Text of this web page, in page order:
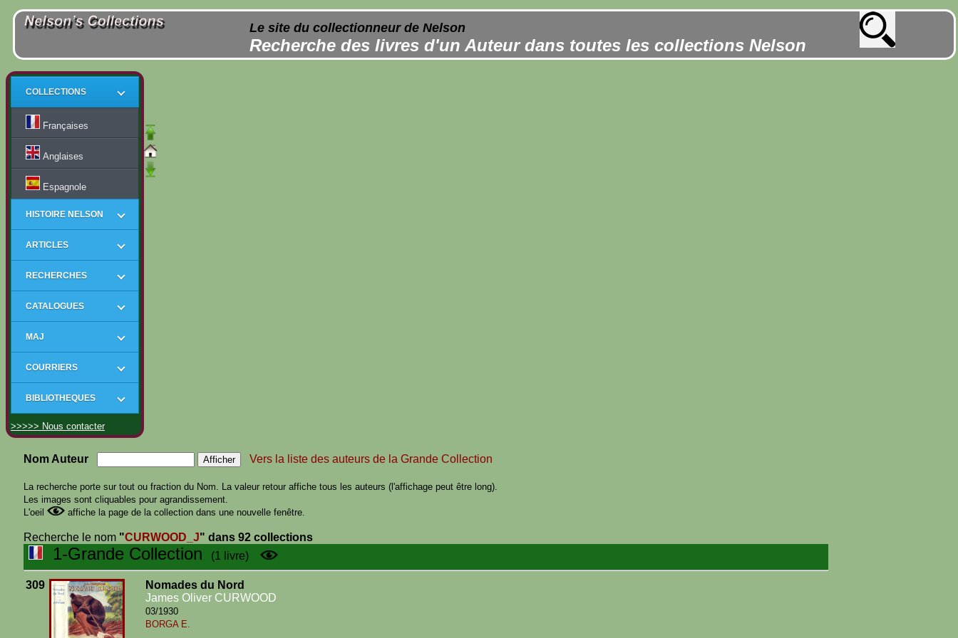
Le site du collectionneur de Nelson
Recherche des livres d'un Auteur dans toutes les collections Nelson
COLLECTIONS
Françaises
Anglaises
Espagnole
HISTOIRE NELSON
ARTICLES
RECHERCHES
CATALOGUES
MAJ
COURRIERS
BIBLIOTHEQUES
>>>>> Nous contacter
Nom Auteur Vers la liste des auteurs de la Grande Collection
La recherche porte sur tout ou fraction du Nom. La valeur retour affiche tous les auteurs (l'affichage peut être long).
Les images sont cliquables pour agrandissement.
L'oeil
affiche la page de la collection dans une nouvelle fenêtre.
Recherche le nom "CURWOOD_J" dans 92 collections
1-Grande Collection (1 livre)
309
Nomades du Nord
James Oliver CURWOOD
03/1930
BORGA E.